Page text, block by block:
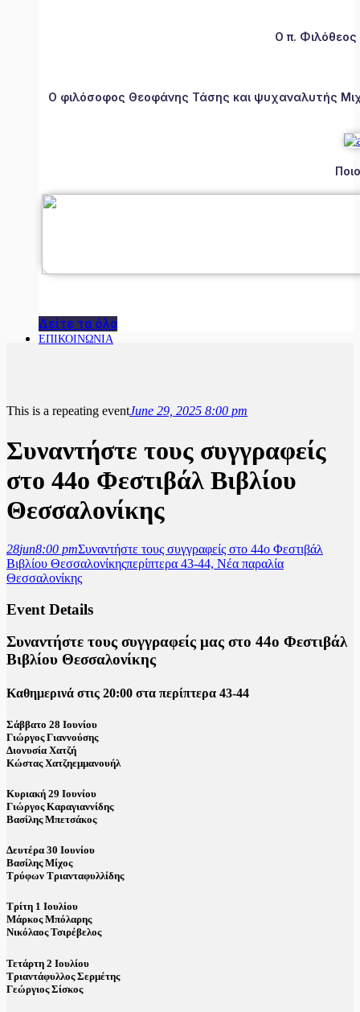
Ο π.
Ο φιλόσοφος Θεοφάνης Τάσης και ψυχαναλυτής
Δείτε τα όλα
ΕΠΙΚΟΙΝΩΝΙΑ
This is a repeating eventJune 29, 2025 8:00 pm
Συναντήστε τους συγγραφείς
στο 44ο Φεστιβάλ Βιβλίου
Θεσσαλονίκης
28jun8:00 pmΣυναντήστε τους συγγραφείς στο 44ο Φεστιβάλ
Βιβλίου Θεσσαλονίκηςπερίπτερα 43-44, Νέα παραλία
Θεσσαλονίκης
Event Details
Συναντήστε τους συγγραφείς μας στο 44ο Φεστιβάλ
Βιβλίου Θεσσαλονίκης
Καθημερινά στις 20:00 στα περίπτερα 43-44
Σάββατο 28 Ιουνίου
Γιώργος Γιαννούσης
Διονυσία Χατζή
Κώστας Χατζηεμμανουήλ
Κυριακή 29 Ιουνίου
Γιώργος Καραγιαννίδης
Βασίλης Μπετσάκος
Δευτέρα 30 Ιουνίου
Βασίλης Μίχος
Τρύφων Τριανταφυλλίδης
Τρίτη 1 Ιουλίου
Μάρκος Μπόλαρης
Νικόλαος Τσιρέβελος
Τετάρτη 2 Ιουλίου
Τριαντάφυλλος Σερμέτης
Γεώργιος Σίσκος